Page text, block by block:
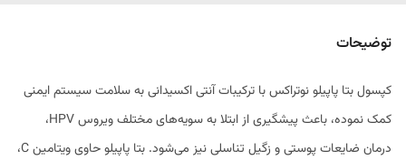
مفید در بهبود عملکرد سلول های ایمنی در مقابله
با ویروس ها
توضیحات
کپسول بتا پاپیلو نوتراکس با ترکیبات آنتی اکسیدانی به سلامت سیستم ایمنی
کمک نموده، باعث پیشگیری از ابتلا به سویه‌های مختلف ویروس HPV،
درمان ضایعات پوستی و زگیل تناسلی نیز می‌شود. بتا پاپیلو حاوی ویتامین C،